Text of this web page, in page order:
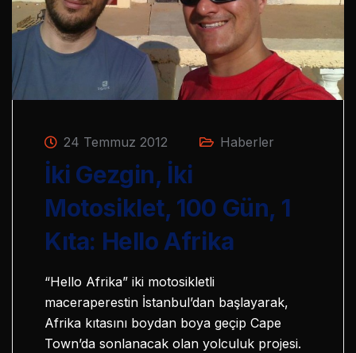
24 Temmuz 2012 Haberler
İki Gezgin, İki
Motosiklet, 100 Gün, 1
Kıta: Hello Afrika
“Hello Afrika” iki motosikletli
maceraperestin İstanbul’dan başlayarak,
Afrika kıtasını boydan boya geçip Cape
Town’da sonlanacak olan yolculuk projesi.